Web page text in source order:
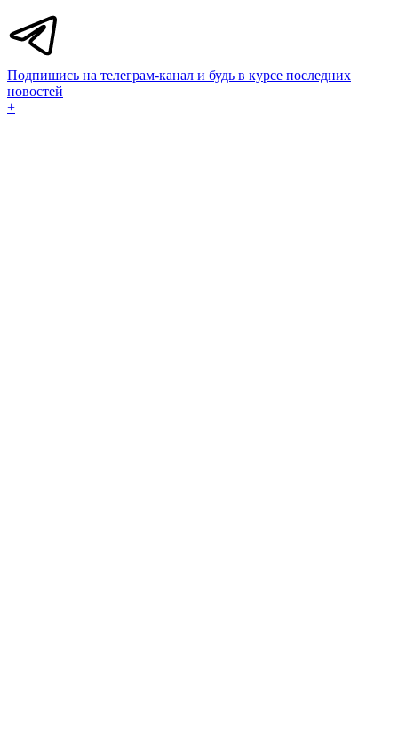
Подпишись на телеграм-канал и будь в курсе последних
новостей
+